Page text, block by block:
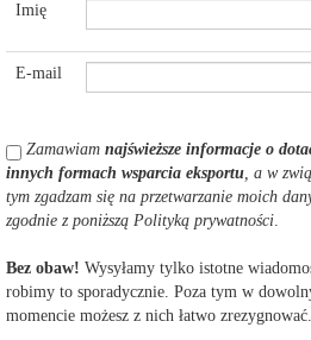
Imię
E-mail
Zamawiam najświeższe informacje o
innych formach wsparcia eksportu, a w
tym zgadzam się na przetwarzanie moich
zgodnie z poniższą Polityką prywatności.
Bez obaw! Wysyłamy tylko istotne
robimy to sporadycznie. Poza tym w
momencie możesz z nich łatwo zrezygnować.